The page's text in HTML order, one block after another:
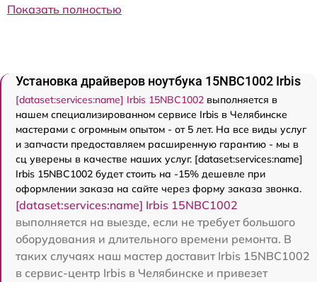
Показать полностью
Установка драйверов ноутбука 15NBC1002 Irbis
[dataset:services:name] Irbis 15NBC1002 выполняется в
нашем специализированном сервисе Irbis в Челябинске
мастерами с огромным опытом - от 5 лет. На все виды услуг
и запчасти предоставляем расширенную гарантию - мы в
сц уверены в качестве наших услуг. [dataset:services:name]
Irbis 15NBC1002 будет стоить на -15% дешевле при
оформлении заказа на сайте через форму заказа звонка.
[dataset:services:name] Irbis 15NBC1002
выполняется на выезде, если не требует большого
оборудования и длительного времени ремонта. В
таких случаях наш мастер доставит Irbis 15NBC1002
в сервис-центр Irbis в Челябинске и привезет